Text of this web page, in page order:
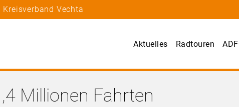
Vechta
Aktuelles Radtouren
Millionen Fahrten